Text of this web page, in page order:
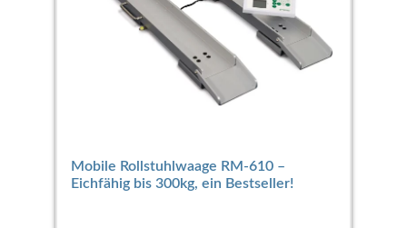
Mobile Rollstuhlwaage RM-610 –
Eichfähig bis 300kg, ein Bestseller!